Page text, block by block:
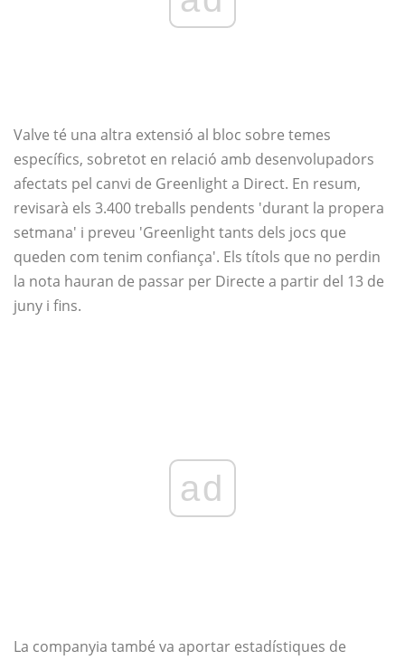
Valve té una altra extensió al bloc sobre temes
específics, sobretot en relació amb desenvolupadors
afectats pel canvi de Greenlight a Direct. En resum,
revisarà els 3.400 treballs pendents 'durant la propera
setmana' i preveu 'Greenlight tants dels jocs que
queden com tenim confiança'. Els títols que no perdin
la nota hauran de passar per Directe a partir del 13 de
juny i fins.
ad
La companyia també va aportar estadístiques de